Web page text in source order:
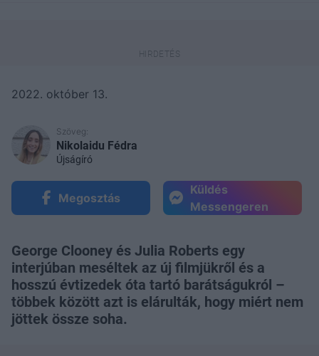
2022. október 13.
Szöveg:
Nikolaidu Fédra
Újságíró
Megosztás
Küldés
Messengeren
George Clooney és Julia Roberts egy
interjúban meséltek az új filmjükről és a
hosszú évtizedek óta tartó barátságukról –
többek között azt is elárulták, hogy miért nem
jöttek össze soha.